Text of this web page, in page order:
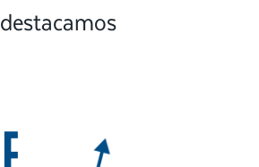
destacamos